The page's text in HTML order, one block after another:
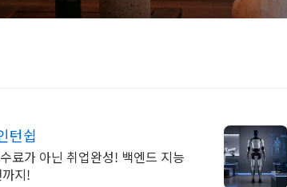
턴쉽
료가 아닌 취업완성! 백엔드 지능
지!